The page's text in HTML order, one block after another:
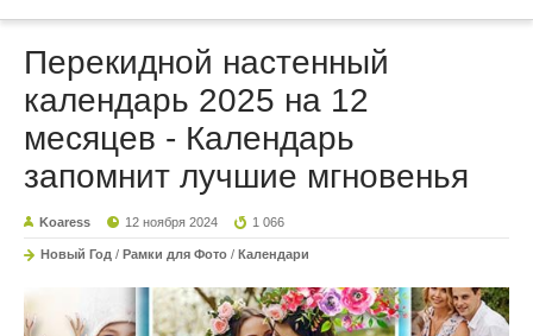
Перекидной настенный
календарь 2025 на 12
месяцев - Календарь
запомнит лучшие мгновенья
Koaress 12 ноября 2024 1 066
Новый Год / Рамки для Фото / Календари